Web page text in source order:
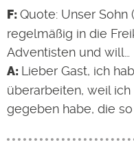
Quote: Unser Sohn
regelmäßig in die
Adventisten und will…
Lieber Gast, ich
überarbeiten, weil
gegeben habe, die so